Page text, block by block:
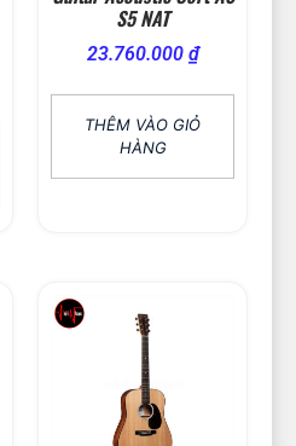
S5 NAT
23.760.000 ₫
THÊM VÀO GIỎ
HÀNG